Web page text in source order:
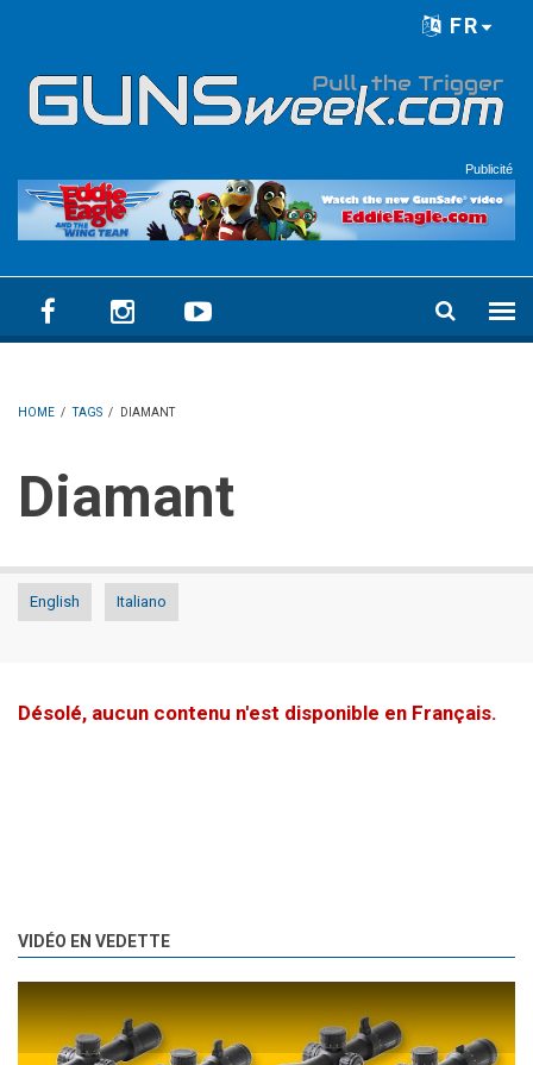
FR
Publicité
HOME / TAGS / DIAMANT
Diamant
English Italiano
Désolé, aucun contenu n'est disponible en Français.
VIDÉO EN VEDETTE